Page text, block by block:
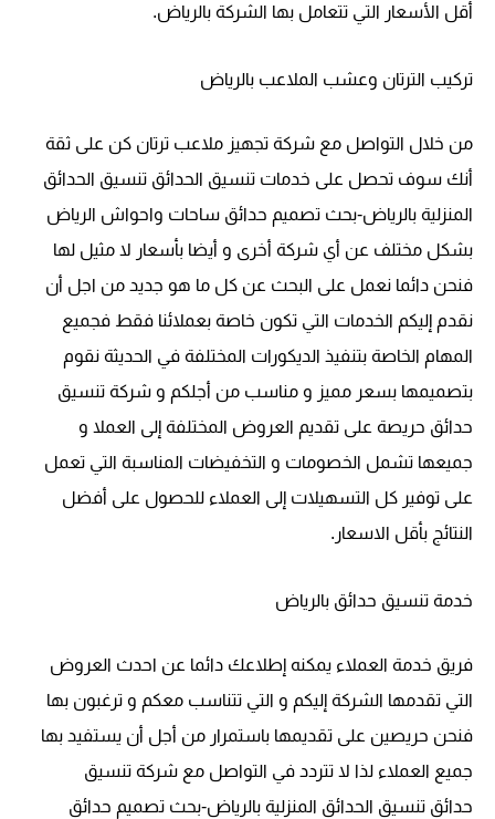
أقل الأسعار التي تتعامل بها الشركة بالرياض.
تركيب الترتان وعشب الملاعب بالرياض
من خلال التواصل مع شركة تجهيز ملاعب ترتان كن على ثقة
أنك سوف تحصل على خدمات تنسيق الحدائق تنسيق الحدائق
المنزلية بالرياض-بحث تصميم حدائق ساحات واحواش الرياض
بشكل مختلف عن أي شركة أخرى و أيضا بأسعار لا مثيل لها
فنحن دائما نعمل على البحث عن كل ما هو جديد من اجل أن
نقدم إليكم الخدمات التي تكون خاصة بعملائنا فقط فجميع
المهام الخاصة بتنفيذ الديكورات المختلفة في الحديثة نقوم
بتصميمها بسعر مميز و مناسب من أجلكم و شركة تنسيق
حدائق حريصة على تقديم العروض المختلفة إلى العملا و
جميعها تشمل الخصومات و التخفيضات المناسبة التي تعمل
على توفير كل التسهيلات إلى العملاء للحصول على أفضل
النتائج بأقل الاسعار .
خدمة تنسيق حدائق بالرياض
فريق خدمة العملاء يمكنه إطلاعك دائما عن احدث العروض
التي تقدمها الشركة إليكم و التي تتناسب معكم و ترغبون بها
فنحن حريصين على تقديمها باستمرار من أجل أن يستفيد بها
جميع العملاء لذا لا تتردد في التواصل مع شركة تنسيق
حدائق تنسيق الحدائق المنزلية بالرياض-بحث تصميم حدائق